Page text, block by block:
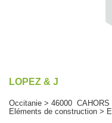
LOPEZ & J
Occitanie > 46000 CAHORS
Eléments de construction >